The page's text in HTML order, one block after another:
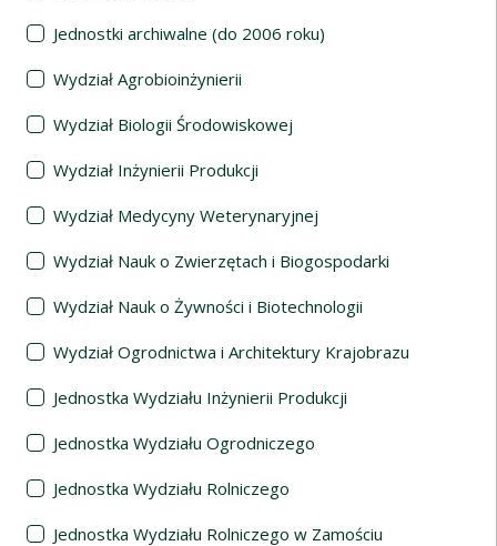
Jednostki archiwalne (do 2006 roku)
Wydział Agrobioinżynierii
Wydział Biologii Środowiskowej
Wydział Inżynierii Produkcji
Wydział Medycyny Weterynaryjnej
Wydział Nauk o Zwierzętach i Biogospodarki
Wydział Nauk o Żywności i Biotechnologii
Wydział Ogrodnictwa i Architektury Krajobrazu
Jednostka Wydziału Inżynierii Produkcji
Jednostka Wydziału Ogrodniczego
Jednostka Wydziału Rolniczego
Jednostka Wydziału Rolniczego w Zamościu